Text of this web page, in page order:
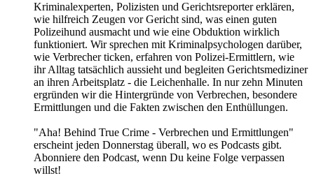
Kriminalexperten, Polizisten und Gerichtsreporter erklären,
wie hilfreich Zeugen vor Gericht sind, was einen guten
Polizeihund ausmacht und wie eine Obduktion wirklich
funktioniert. Wir sprechen mit Kriminalpsychologen darüber,
wie Verbrecher ticken, erfahren von Polizei-Ermittlern, wie
ihr Alltag tatsächlich aussieht und begleiten Gerichtsmediziner
an ihren Arbeitsplatz - die Leichenhalle. In nur zehn Minuten
ergründen wir die Hintergründe von Verbrechen, besondere
Ermittlungen und die Fakten zwischen den Enthüllungen.
"Aha! Behind True Crime - Verbrechen und Ermittlungen"
erscheint jeden Donnerstag überall, wo es Podcasts gibt.
Abonniere den Podcast, wenn Du keine Folge verpassen
willst!